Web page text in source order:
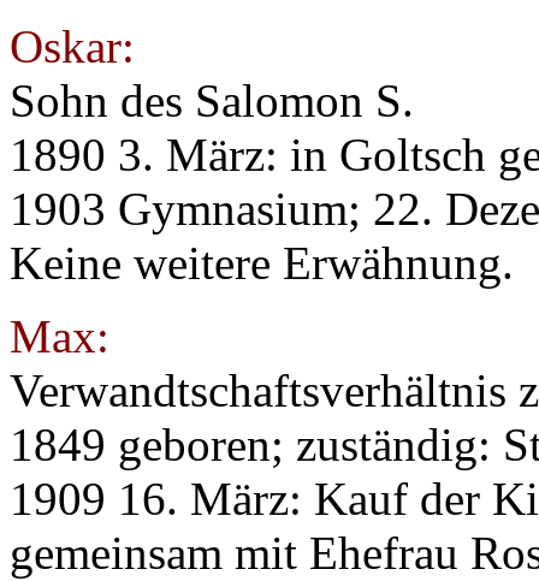
Oskar:
Sohn des Salomon S.
1890 3. März: in Goltsch
1903 Gymnasium; 22.
Keine weitere Erwähnung.
Max:
Verwandtschaftsverhältnis
1849 geboren; zuständig:
1909 16. März: Kauf der
gemeinsam mit Ehefrau